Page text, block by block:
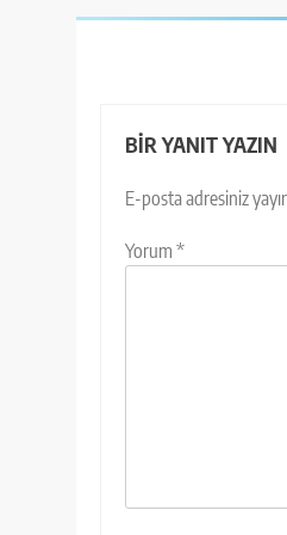
BIR YANIT YAZIN
E-posta adresiniz
Yorum *